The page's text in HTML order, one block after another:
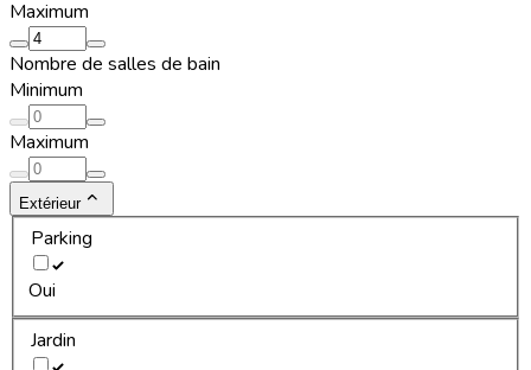
Maximum
Nombre de salles de bain
Minimum
Maximum
Extérieur
Parking
Oui
Jardin